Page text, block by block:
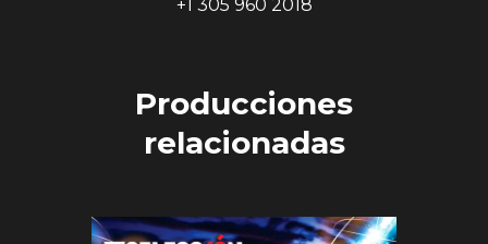
+1 305 960 2018
Producciones
relacionadas